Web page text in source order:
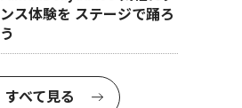
ンス体験を ステージで踊ろ
う
すべて見る